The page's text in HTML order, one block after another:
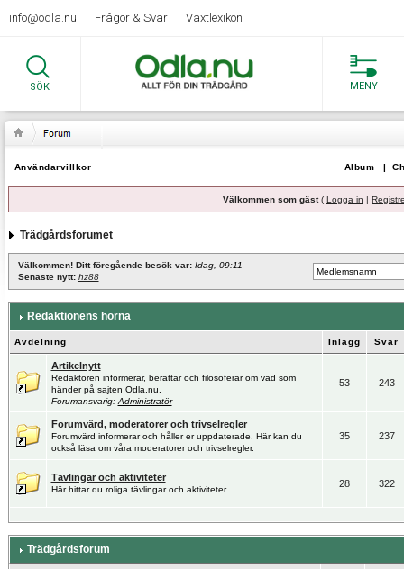
info@odla.nu Frågor & Svar Växtlexikon
SÖK MENY
Användarvillkor Album |
Välkommen som gäst( Logga in |
Trädgårdsforumet
Välkommen! Ditt föregående besök var: Idag, 09:11
Senaste nytt: hz88
Redaktionens hörna
Avdelning Inlägg Svar
Artikelnytt
Redaktören informerar, berättar och filosoferar om vad som
händer på sajten Odla.nu.
Forumansvarig: Administratör
53 243
Forumvärd, moderatorer och trivselregler
Forumvärd informerar och håller er uppdaterade. Här kan du
också läsa om våra moderatorer och trivselregler.
35 237
Tävlingar och aktiviteter
Här hittar du roliga tävlingar och aktiviteter.
28 322
Trädgårdsforum